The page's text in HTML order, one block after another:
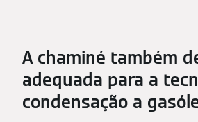
A chaminé também
adequada para a
condensação a